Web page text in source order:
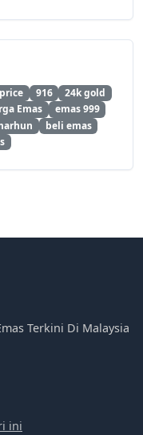
916
24k gold
Emas
emas 999
beli emas
Terkini Di Malaysia
ini